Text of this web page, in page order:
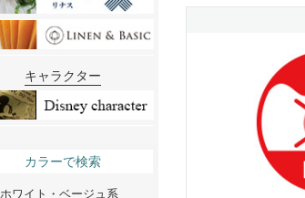
キャラクター
カラーで検索
ホワイト・ベージュ系